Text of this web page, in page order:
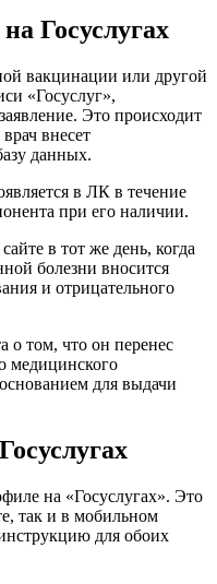
Госуслугах
вакцинации или другой
«Госуслуг»,
Это происходит
внесет
данных.
в ЛК в течение
при его наличии.
в тот же день, когда
болезни вносится
и отрицательного
о том, что он перенес
медицинского
для выдачи
на «Госуслугах». Это
так и в мобильном
для обоих